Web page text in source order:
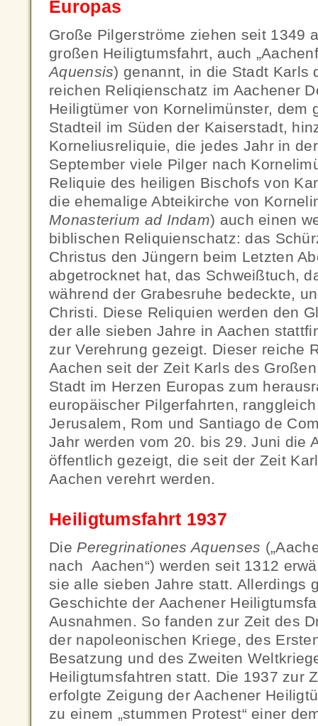
Europas
Große Pilgerströme ziehen seit 1349
großen Heiligtumsfahrt, auch
Aquensis) genannt, in die Stadt Karls
reichen Reliqienschatz im Aachener
Heiligtümer von Kornelimünster, dem
Stadteil im Süden der Kaiserstadt,
Korneliusreliquie, die jedes Jahr in
September viele Pilger nach
Reliquie des heiligen Bischofs von
die ehemalige Abteikirche von
Monasterium ad Indam) auch einen
biblischen Reliquienschatz: das
Christus den Jüngern beim Letzten
abgetrocknet hat, das Schweißtuch,
während der Grabesruhe bedeckte,
Christi. Diese Reliquien werden den
der alle sieben Jahre in Aachen
zur Verehrung gezeigt. Dieser reiche
Aachen seit der Zeit Karls des
Stadt im Herzen Europas zum
europäischer Pilgerfahrten,
Jerusalem, Rom und Santiago de
Jahr werden vom 20. bis 29. Juni die
öffentlich gezeigt, die seit der Zeit
Aachen verehrt werden.
Heiligtumsfahrt 1937
Die Peregrinationes Aquenses
nach Aachen“) werden seit 1312
sie alle sieben Jahre statt. Allerdings
Geschichte der Aachener
Ausnahmen. So fanden zur Zeit des
der napoleonischen Kriege, des
Besatzung und des Zweiten
Heiligtumsfahtren statt. Die 1937 zur
erfolgte Zeigung der Aachener
zu einem „stummen Protest“ einer